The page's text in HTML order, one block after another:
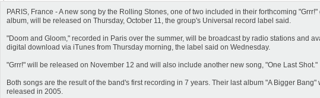
PARIS, France - A new song by the Rolling Stones, one of two included in their forthcoming "Grrr!"
album, will be released on Thursday, October 11, the group's Universal record label said.
"Doom and Gloom," recorded in Paris over the summer, will be broadcast by radio stations and
digital download via iTunes from Thursday morning, the label said on Wednesday.
"Grrr!" will be released on November 12 and will also include another new song, "One Last Shot."
Both songs are the result of the band's first recording in 7 years. Their last album "A Bigger Bang"
released in 2005.